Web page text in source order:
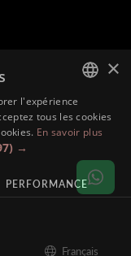
Français
DUTCH
ENGLISH
FRENCH
GERMAN
×
l'expérience
tous les cookies
En savoir plus
→
PERFORMANCE